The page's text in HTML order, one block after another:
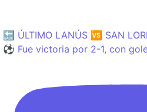
🔙 ÚLTIMO LANÚS 🆚 SAN
⚽️ Fue victoria por 2-1, con